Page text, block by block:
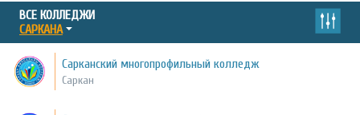
ВСЕ КОЛЛЕДЖИ
САРКАНА
Сарканский многопрофильный колледж
Саркан